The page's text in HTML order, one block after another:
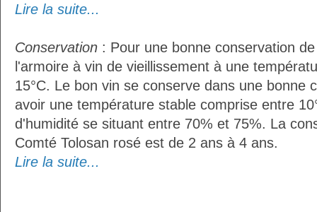
Lire la suite...
Conservation : Pour une bonne conservation
l'armoire à vin de vieillissement à une
15°C. Le bon vin se conserve dans une bonne
avoir une température stable comprise entre
d'humidité se situant entre 70% et 75%. La
Comté Tolosan rosé est de 2 ans à 4 ans.
Lire la suite...